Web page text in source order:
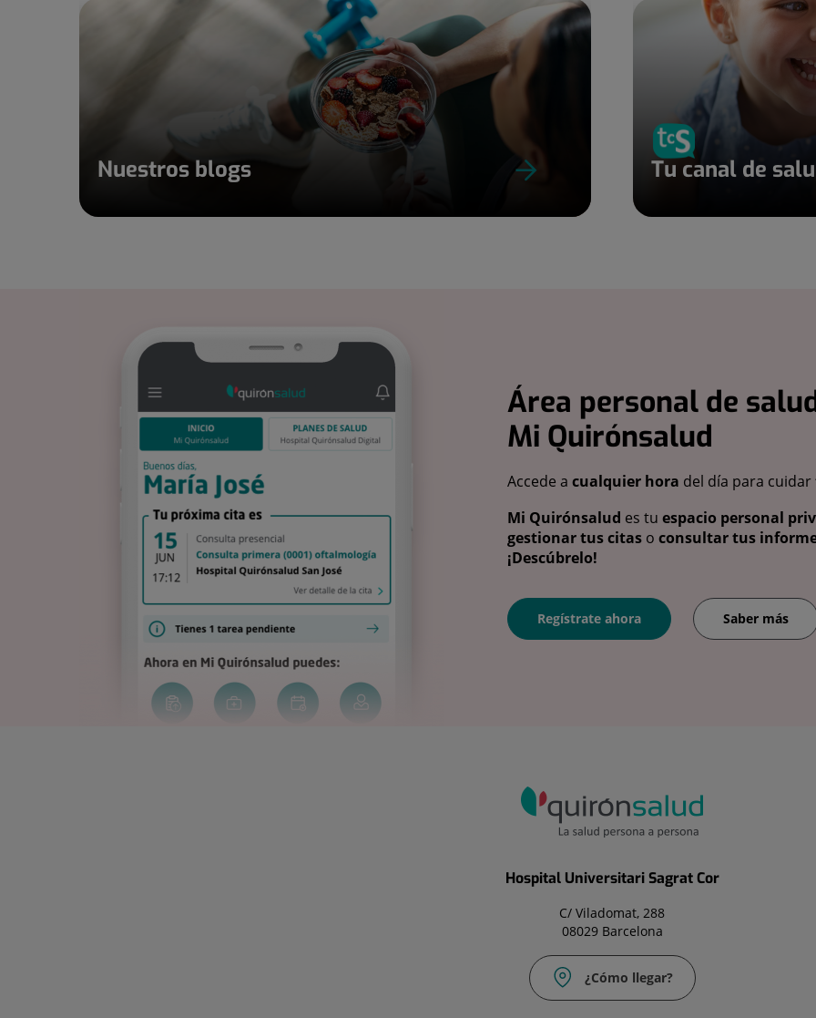
Nuestros blogs Tu canal de
Área personal de
Mi Quirónsalud
Accede a cualquier hora del día para cuidar
Mi Quirónsalud es tu espacio personal
gestionar tus citas o consultar tus
¡Descúbrelo!
Regístrate ahora Saber más
Hospital Universitari Sagrat Cor
C/ Viladomat, 288
08029 Barcelona
¿Cómo llegar?